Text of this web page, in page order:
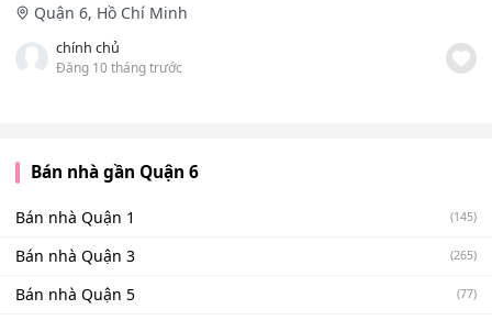
Quận 6, Hồ Chí Minh
chính chủ
Đăng 10 tháng trước
Bán nhà gần Quận 6
Bán nhà Quận 1 (145)
Bán nhà Quận 3 (265)
Bán nhà Quận 5 (77)